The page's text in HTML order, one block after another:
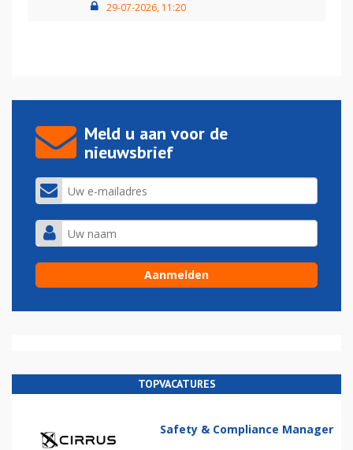
29-07-2026, 11:20
Meld u aan voor de
nieuwsbrief
TOPVACATURES
Safety & Compliance Manager